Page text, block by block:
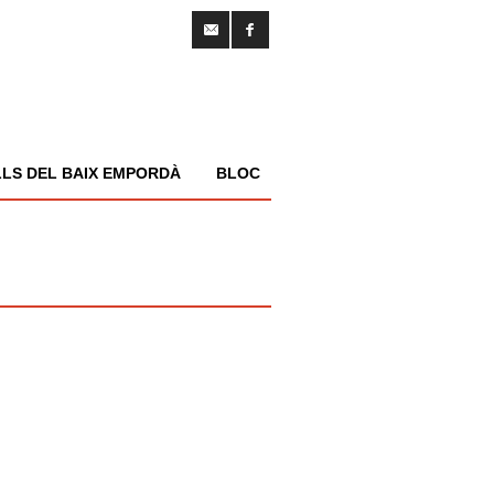
DEL BAIX EMPORDÀ BLOC